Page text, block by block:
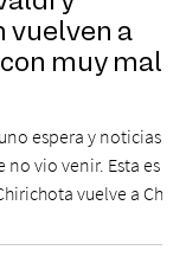
vuelven a
muy mala
espera y noticias que
vio venir. Esta es de
vuelve a Chile.
entradas en su primer